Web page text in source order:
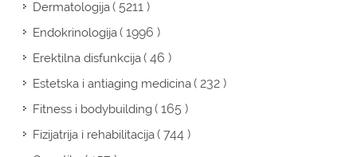
Dermatologija( 5211 )
Endokrinologija( 1996 )
Erektilna disfunkcija( 46 )
Estetska i antiaging medicina( 232 )
Fitness i bodybuilding( 165 )
Fizijatrija i rehabilitacija( 744 )